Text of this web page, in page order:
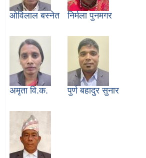
ओविलाल बस्नेत निर्मला पुनमगर
अमृता वि.क. पुर्ण बहादुर सुनार